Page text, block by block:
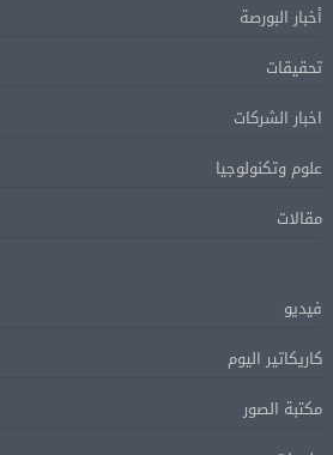
أخبار البورصة
تحقيقات
اخبار الشركات
علوم وتكنولوجيا
مقالات
فيديو
كاريكاتير اليوم
مكتبة الصور